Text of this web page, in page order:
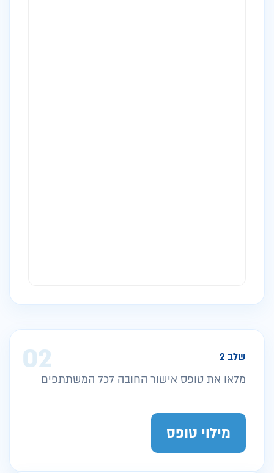
02 שלב 2
מלאו את טופס אישור החובה לכל המשתתפים
מילוי טופס